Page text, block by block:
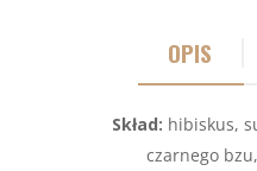
OPIS
Skład: hibiskus,
czarnego